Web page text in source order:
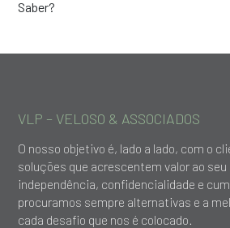
VLP – VELOSO & ASSOCIADOS
O nosso objetivo é, lado a lado, com o
soluções que acrescentem valor ao
independência, confidencialidade e
procuramos sempre alternativas e a
cada desafio que nos é colocado.